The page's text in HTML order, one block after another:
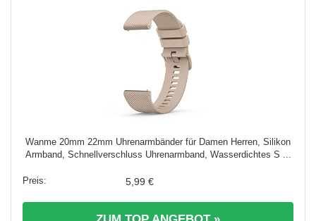
Wanme 20mm 22mm Uhrenarmbänder für Damen Herren, Silikon
Armband, Schnellverschluss Uhrenarmband, Wasserdichtes S ...
5,99 €